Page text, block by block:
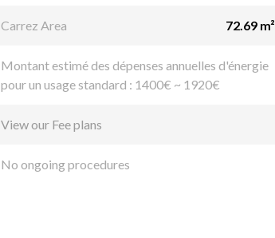
Carrez Area 72.69 m²
Montant estimé des dépenses annuelles d'énergie
pour un usage standard : 1400€ ~ 1920€
View our Fee plans
No ongoing procedures